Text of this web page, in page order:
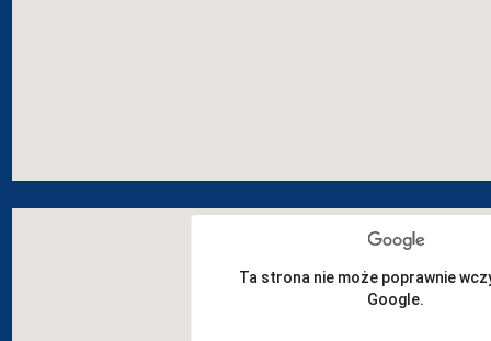
Ta strona nie może poprawnie
Google.